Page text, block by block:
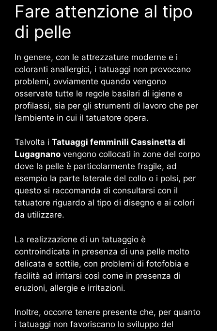
Fare attenzione al tipo
di pelle
In genere, con le attrezzature moderne e i
coloranti anallergici, i tatuaggi non provocano
problemi, ovviamente quando vengono
osservate tutte le regole basilari di igiene e
profilassi, sia per gli strumenti di lavoro che per
l’ambiente in cui il tatuatore opera.
Talvolta i Tatuaggi femminili Cassinetta di
Lugagnano vengono collocati in zone del corpo
dove la pelle è particolarmente fragile, ad
esempio la parte laterale del collo o i polsi, per
questo si raccomanda di consultarsi con il
tatuatore riguardo al tipo di disegno e ai colori
da utilizzare.
La realizzazione di un tatuaggio è
controindicata in presenza di una pelle molto
delicata e sottile, con problemi di fotofobia e
facilità ad irritarsi così come in presenza di
eruzioni, allergie e irritazioni.
Inoltre, occorre tenere presente che, per quanto
i tatuaggi non favoriscano lo sviluppo del